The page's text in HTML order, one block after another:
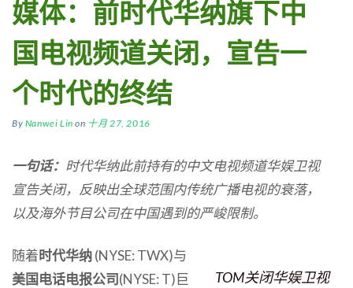
媒体：前时代华纳旗下中
国电视频道关闭，宣告一
个时代的终结
By Nanwei Lin on 十月 27, 2016
一句话： 时代华纳此前持有的中文电视频道华娱卫视
宣告关闭，反映出全球范围内传统广播电视的衰落，
以及海外节目公司在中国遇到的严峻限制。
TOM关闭华娱卫视
随着时代华纳(NYSE: TWX)与
美国电话电报公司(NYSE: T)巨